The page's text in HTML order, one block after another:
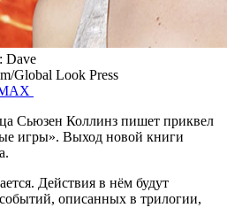
Dave
Global Look Press
Сьюзен Коллинз пишет приквел
игры». Выход новой книги
Действия в нём будут
описанных в трилогии,